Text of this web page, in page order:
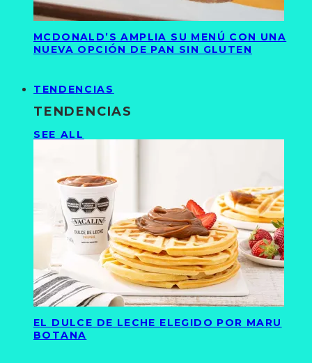
MCDONALD’S AMPLIA SU MENÚ CON UNA
NUEVA OPCIÓN DE PAN SIN GLUTEN
TENDENCIAS
TENDENCIAS
SEE ALL
EL DULCE DE LECHE ELEGIDO POR MARU
BOTANA